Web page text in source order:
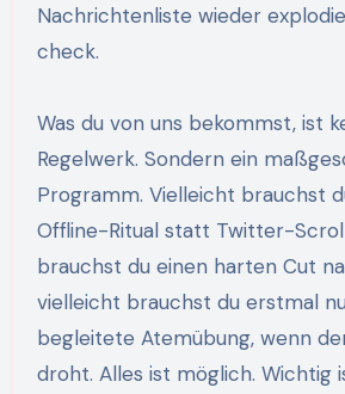
Nachrichtenliste wieder
check.
Was du von uns bekommst, ist
Regelwerk. Sondern ein
Programm. Vielleicht brauchst
Offline-Ritual statt Twitter-
brauchst du einen harten Cut
vielleicht brauchst du erstmal
begleitete Atemübung, wenn
droht. Alles ist möglich. Wichtig